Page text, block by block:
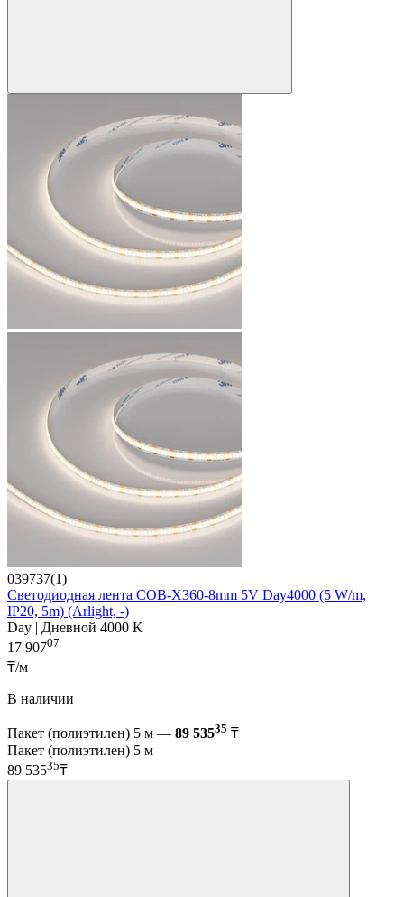
039737(1)
Светодиодная лента COB-X360-8mm 5V Day4000 (5 W/m,
IP20, 5m) (Arlight, -)
Day | Дневной 4000 K
17 90707
₸/м
В наличии
Пакет (полиэтилен) 5 м — 89 53535 ₸
Пакет (полиэтилен) 5 м
89 53535₸